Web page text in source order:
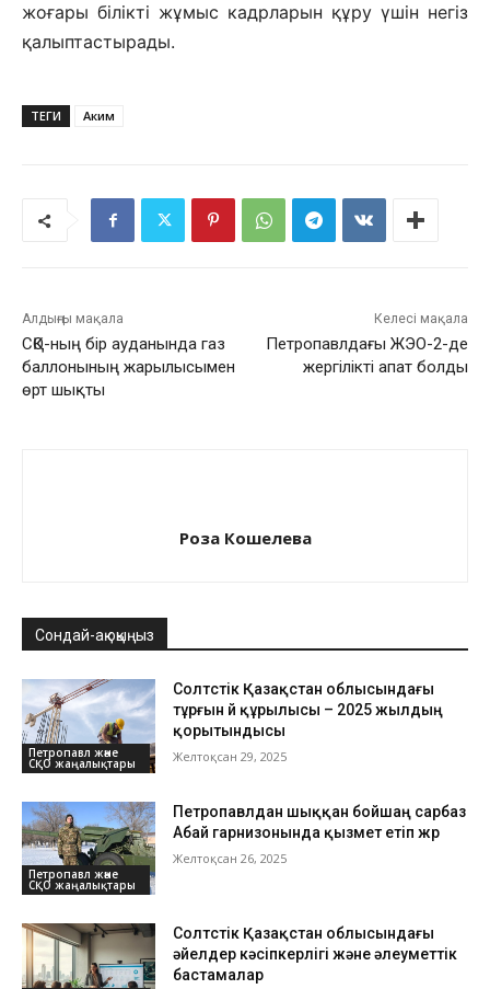
жоғары бiлiктi жұмыс кадрларын құру үшiн негiз
қалыптастырады.
ТЕГИ Аким
Алдыңғы мақала
СҚО-ның бір ауданында газ
баллонының жарылысымен
өрт шықты
Келесі мақала
Петропавлдағы ЖЭО-2-де
жергілікті апат болды
Роза Кошелева
Сондай-ақ оқыңыз
Петропавл және
СҚО жаңалықтары
Солтүстік Қазақстан облысындағы
тұрғын үй құрылысы – 2025 жылдың
қорытындысы
Желтоқсан 29, 2025
Петропавл және
СҚО жаңалықтары
Петропавлдан шыққан бойшаң сарбаз
Абай гарнизонында қызмет етіп жүр
Желтоқсан 26, 2025
Солтүстік Қазақстан облысындағы
әйелдер кәсіпкерлігі және әлеуметтік
бастамалар